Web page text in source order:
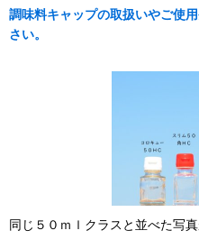
調味料キャップの取扱いやご使
さい。
同じ５０ｍｌクラスと並べた写真